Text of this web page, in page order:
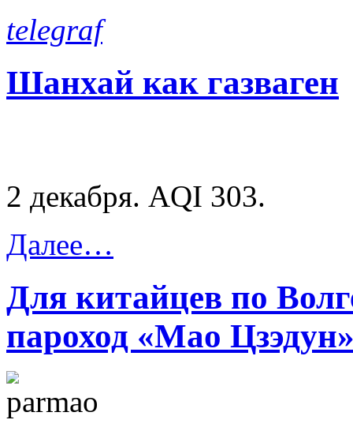
telegraf
Шанхай как газваген
2 декабря. AQI 303.
Далее…
Для китайцев по
пароход «Мао